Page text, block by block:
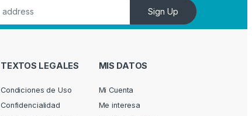
Sign Up
TEXTOS LEGALES
Condiciones de Uso
Confidencialidad
MIS DATOS
Mi Cuenta
Me interesa